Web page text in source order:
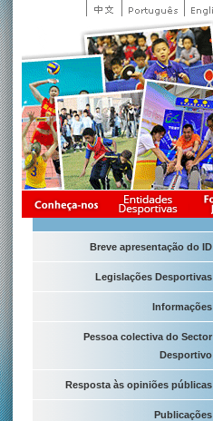
Breve apresentação do ID
Legislações Desportivas
Informações
Pessoa colectiva do Sector
Desportivo
Resposta às opiniões públicas
Publicações